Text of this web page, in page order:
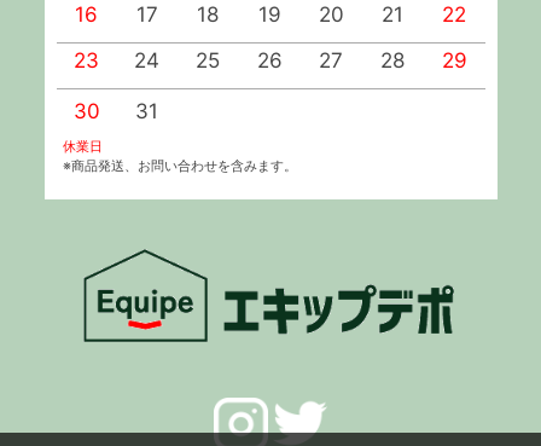
16
17 18 19 20 21
22
23
24 25 26 27 28 29
30 31
休業日
※商品発送、お問い合わせを含みます。